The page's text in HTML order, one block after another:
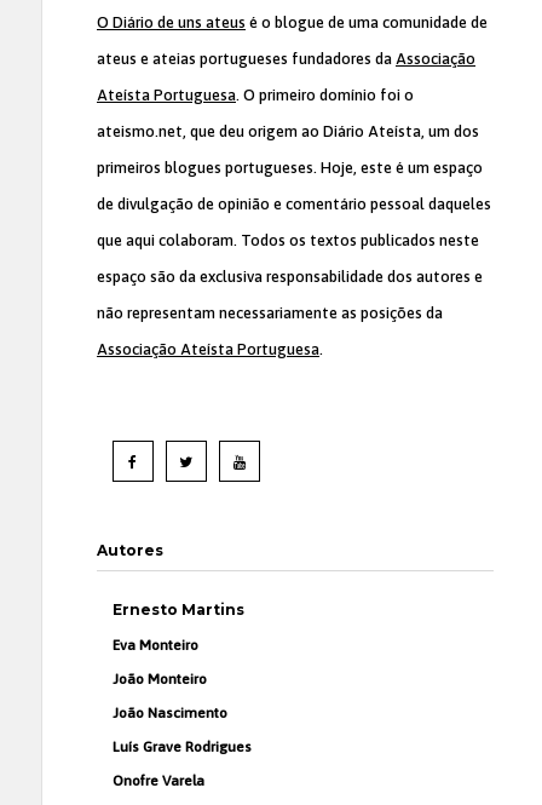
O Diário de uns ateus é o blogue de uma comunidade de
ateus e ateias portugueses fundadores da Associação
Ateísta Portuguesa. O primeiro domínio foi o
ateismo.net, que deu origem ao Diário Ateísta, um dos
primeiros blogues portugueses. Hoje, este é um espaço
de divulgação de opinião e comentário pessoal daqueles
que aqui colaboram. Todos os textos publicados neste
espaço são da exclusiva responsabilidade dos autores e
não representam necessariamente as posições da
Associação Ateísta Portuguesa.
Autores
Ernesto Martins
Eva Monteiro
João Monteiro
João Nascimento
Luís Grave Rodrigues
Onofre Varela